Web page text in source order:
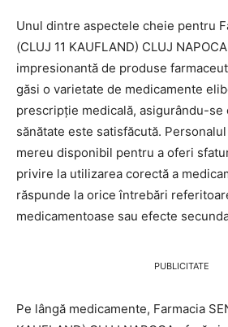
Unul dintre aspectele cheie pentru
(CLUJ 11 KAUFLAND) CLUJ
impresionantă de produse
găsi o varietate de medicamente
prescripție medicală, asigurându-se
sănătate este satisfăcută.
mereu disponibil pentru a oferi
privire la utilizarea corectă a
răspunde la orice întrebări
medicamentoase sau efecte
PUBLICITATE
Pe lângă medicamente, Farmacia